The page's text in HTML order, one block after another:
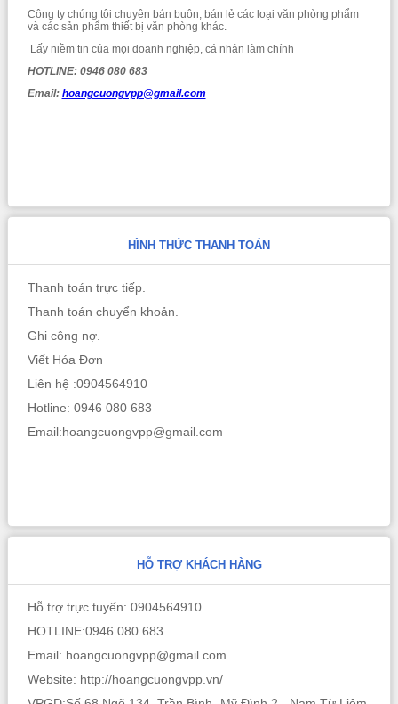
Công ty chúng tôi chuyên bán buôn, bán lẻ các loại văn phòng phẩm
và các sản phẩm thiết bị văn phòng khác.
Lấy niềm tin của mọi doanh nghiệp, cá nhân làm chính
HOTLINE: 0946 080 683
Email: hoangcuongvpp@gmail.com
HÌNH THỨC THANH TOÁN
Thanh toán trực tiếp.
Thanh toán chuyển khoản.
Ghi công nợ.
Viết Hóa Đơn
Liên hệ :0904564910
Hotline: 0946 080 683
Email:hoangcuongvpp@gmail.com
HỖ TRỢ KHÁCH HÀNG
Hỗ trợ trực tuyến: 0904564910
HOTLINE:0946 080 683
Email: hoangcuongvpp@gmail.com
Website: http://hoangcuongvpp.vn/